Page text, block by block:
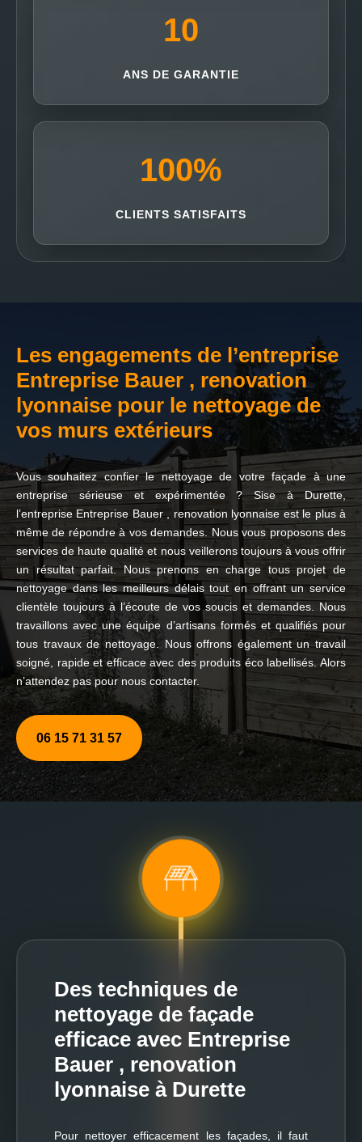
10
ANS DE GARANTIE
100%
CLIENTS SATISFAITS
Les engagements de l’entreprise
Entreprise Bauer , renovation
lyonnaise pour le nettoyage de
vos murs extérieurs
Vous souhaitez confier le nettoyage de votre façade à une
entreprise sérieuse et expérimentée ? Sise à Durette,
l’entreprise Entreprise Bauer , renovation lyonnaise est le plus à
même de répondre à vos demandes. Nous vous proposons des
services de haute qualité et nous veillerons toujours à vous offrir
un résultat parfait. Nous prenons en charge tous projet de
nettoyage dans les meilleurs délais tout en offrant un service
clientèle toujours à l’écoute de vos soucis et demandes. Nous
travaillons avec une équipe d’artisans formés et qualifiés pour
tous travaux de nettoyage. Nous offrons également un travail
soigné, rapide et efficace avec des produits éco labellisés. Alors
n’attendez pas pour nous contacter.
06 15 71 31 57
Des techniques de
nettoyage de façade
efficace avec Entreprise
Bauer , renovation
lyonnaise à Durette
Pour nettoyer efficacement les façades, il faut